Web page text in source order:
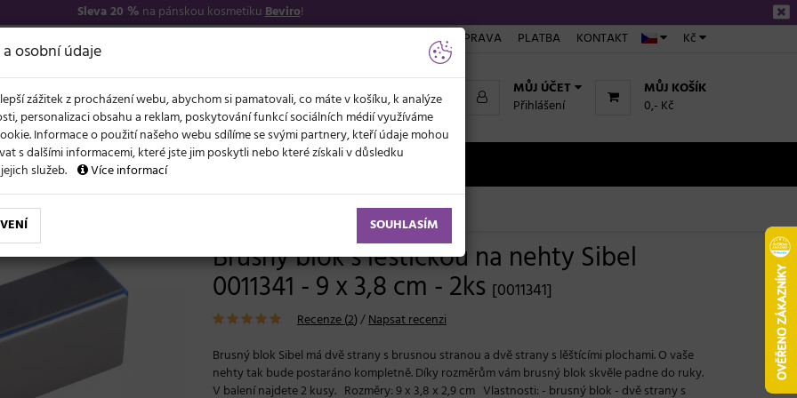
Sleva 20 % na pánskou kosmetikuBeviro!
Kč
DOPRAVA PLATBA KONTAKT
MŮJ KOŠÍK
0,- Kč
MŮJ ÚČET
Přihlášení
NOVĚ LÉTO A VLASY AKCE
s leštičkou na nehty Sibel 0011341 - 9 x 3,8 cm - 2ks
Brusný blok s leštičkou na nehty Sibel
0011341 - 9 x 3,8 cm - 2ks [0011341]
Recenze (2)/Napsat recenzi
Brusný blok Sibel má dvě strany s brusnou stranou a dvě strany s lěštícími plochami. O vaše
nehty tak bude postaráno kompletně. Díky rozměrům vám brusný blok skvěle padne do ruky.
V balení najdete 2 kusy. Rozměry: 9 x 3,8 x 2,9 cm Vlastnosti: - brusný blok - dvě strany s
osobní údaje
zážitek z procházení webu, abychom si pamatovali, co máte v košíku, k analýze
personalizaci obsahu a reklam, poskytování funkcí sociálních médií využíváme
Informace o použití našeho webu sdílíme se svými partnery, kteří údaje mohou
s dalšími informacemi, které jste jim poskytli nebo které získali v důsledku
služeb.
Více informací
SOUHLASÍM